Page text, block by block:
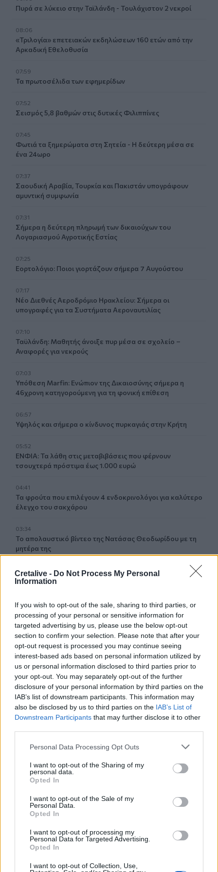
Cretalive - Do Not Process My Personal
Information
If you wish to opt-out of the sale, sharing to third parties, or
processing of your personal or sensitive information for
targeted advertising by us, please use the below opt-out
section to confirm your selection. Please note that after your
opt-out request is processed you may continue seeing
interest-based ads based on personal information utilized by
us or personal information disclosed to third parties prior to
your opt-out. You may separately opt-out of the further
disclosure of your personal information by third parties on the
IAB’s list of downstream participants. This information may
also be disclosed by us to third parties on the IAB’s List of
Downstream Participants that may further disclose it to other
Personal Data Processing Opt Outs
I want to opt-out of the Sharing of my
personal data.
Opted In
I want to opt-out of the Sale of my
Personal Data.
Opted In
I want to opt-out of processing my
Personal Data for Targeted Advertising.
Opted In
I want to opt-out of Collection, Use,
Πυρά σε λύκειο στην Ταϊλάνδη - Τουλάχιστον 2 νεκροί
08:06
«Τριλογία» επετειακών εκδηλώσεων 160 ετών από την
Αρκαδική Εθελοθυσία
07:59
Τα πρωτοσέλιδα των εφημερίδων
07:52
Σεισμός 5,8 βαθμών στις δυτικές Φιλιππίνες
07:45
Φωτιά τα ξημερώματα στη Σητεία - Η δεύτερη μέσα σε
ένα 24ωρο
07:37
Σαουδική Αραβία, Τουρκία και Πακιστάν υπογράφουν
αμυντική συμφωνία
07:31
Σήμερα η δεύτερη πληρωμή των δικαιούχων του
Λογαριασμού Αγροτικής Εστίας
07:25
Εορτολόγιο: Ποιοι γιορτάζουν σήμερα 7 Αυγούστου
07:17
Νέο Διεθνές Αεροδρόμιο Ηρακλείου: Σήμερα οι
υπογραφές για τα Συστήματα Αεροναυτιλίας
07:10
Ταϋλάνδη: Μαθητής άνοιξε πυρ μέσα σε σχολείο –
Αναφορές για νεκρούς
07:03
Υπόθεση Marfin: Ενώπιον της Δικαιοσύνης σήμερα η
46χρονη κατηγορούμενη για τη φονική επίθεση
06:57
Υψηλός και σήμερα ο κίνδυνος πυρκαγιάς στην Κρήτη
05:52
ΕΝΦΙΑ: Τα λάθη στις μεταβιβάσεις που φέρνουν
τσουχτερά πρόστιμα έως 1.000 ευρώ
04:41
Τα φρούτα που επιλέγουν 4 ενδοκρινολόγοι για καλύτερο
έλεγχο του σακχάρου
03:34
Το απολαυστικό βίντεο της Νατάσας Θεοδωρίδου με τη
μητέρα της
02:51
Ο έρωτας θα πρωταγωνιστήσει στη ζωή αυτών των
01:42
Καύσωνας στο γραφείο: Πόσο μπορεί να χαλαρώσει το
dress code
00:31
Παιδιά στην πισίνα: 6 απαράβατοι κανόνες για την
πρόληψη του πνιγμού
ΠΕΡΙΣΣΟΤΕΡΑ
ΣΧΕΤΙΚA AΡΘΡΑ
«Τριλογία» επετειακών εκδηλώσεων 160 ετών από την
ΚΡΗΤΗ 08:06
«Τριλογία» επετειακών
«Τριλογία» επετειακών
Φωτιά τα ξημερώματα στη Σητεία
Φωτιά τα ξημερώματα στη